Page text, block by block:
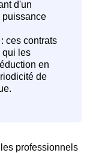
professionnels